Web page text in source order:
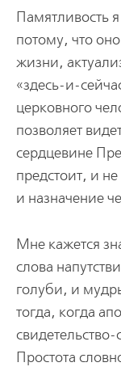
Памятливость
потому, что
жизни,
«здесь-и-
церковного
позволяет
сердцевине
предстоит, и
и назначение
Мне кажется
слова
голуби, и
тогда, когда
Простота